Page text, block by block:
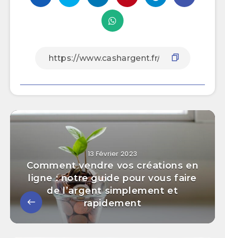
13 Février 2023
Comment vendre vos créations en
ligne : notre guide pour vous faire
de l’argent simplement et
rapidement